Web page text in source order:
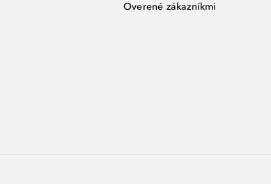
Overené zákazníkmi